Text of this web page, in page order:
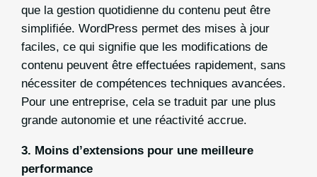
que la gestion quotidienne du contenu peut être
simplifiée. WordPress permet des mises à jour
faciles, ce qui signifie que les modifications de
contenu peuvent être effectuées rapidement, sans
nécessiter de compétences techniques avancées.
Pour une entreprise, cela se traduit par une plus
grande autonomie et une réactivité accrue.
3. Moins d’extensions pour une meilleure
performance